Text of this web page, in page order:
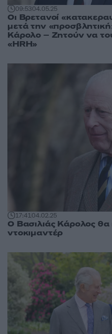
09:5304.05.25
Οι Βρετανοί
μετά την
Κάρολο – Ζητούν να
«HRH»
17:4104.02.25
Ο Βασιλιάς Κάρολος
ντοκιμαντέρ